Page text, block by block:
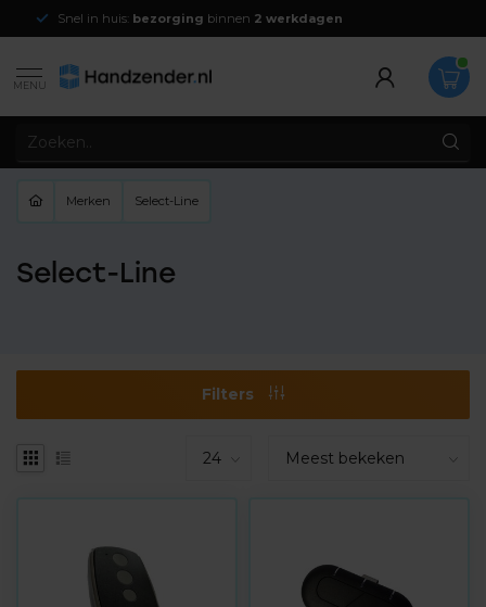
Snel in huis: bezorging binnen 2 werkdagen
MENU
Merken Select-Line
Select-Line
Filters